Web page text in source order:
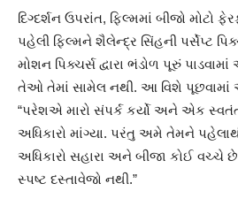
દિગ્દર્શન ઉપરાંત, ફિલ્મમાં બીજો મોટો
પહેલી ફિલ્મને શૈલેન્દ્ર સિંહની પર્સેપ્ટ
મોશન પિક્ચર્સ દ્વારા ભંડોળ પૂરું
તેઓ તેમાં સામેલ નથી. આ વિશે
“પરેશએ મારો સંપર્ક કર્યો અને એક
અધિકારો માંગ્યા. પરંતુ અમે તેમને
અધિકારો સહારા અને બીજા કોઈ વચ્ચે
સ્પષ્ટ દસ્તાવેજો નથી.”